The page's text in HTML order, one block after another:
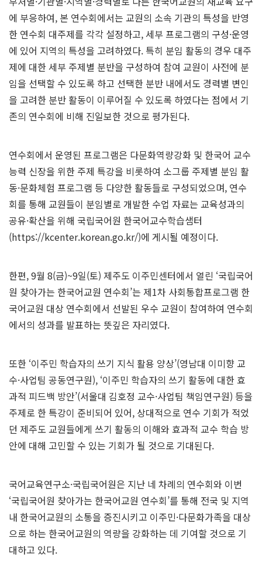
에 부응하여, 본 연수회에서는 교원의 소속 기관의 특성을 반영
한 연수회 대주제를 각각 설정하고, 세부 프로그램의 구성·운영
에 있어 지역의 특성을 고려하였다. 특히 분임 활동의 경우 대주
제에 대한 세부 주제별 분반을 구성하여 참여 교원이 사전에 분
임을 선택할 수 있도록 하고 선택한 분반 내에서도 경력별 변인
을 고려한 분반 활동이 이루어질 수 있도록 하였다는 점에서 기
존의 연수회에 비해 진일보한 것으로 평가된다.
연수회에서 운영된 프로그램은 다문화역량강화 및 한국어 교수
능력 신장을 위한 주제 특강을 비롯하여 소그룹 주제별 분임 활
동·문화체험 프로그램 등 다양한 활동들로 구성되었으며, 연수
회를 통해 교원들이 분임별로 개발한 수업 자료는 교육성과의
공유·확산을 위해 국립국어원 한국어교수학습샘터
(https://kcenter.korean.go.kr/)에 게시될 예정이다.
한편, 9월 8(금)~9일(토) 제주도 이주민센터에서 열린 ‘국립국어
원 찾아가는 한국어교원 연수회’는 제1차 사회통합프로그램 한
국어교원 대상 연수회에서 선발된 우수 교원이 참여하여 연수회
에서의 성과를 발표하는 뜻깊은 자리였다.
또한 ‘이주민 학습자의 쓰기 지식 활용 양상’(영남대 이미향 교
수·사업팀 공동연구원), ‘이주민 학습자의 쓰기 활동에 대한 효
과적 피드백 방안’(서울대 김호정 교수·사업팀 책임연구원) 등을
주제로 한 특강이 준비되어 있어, 상대적으로 연수 기회가 적었
던 제주도 교원들에게 쓰기 활동의 이해와 효과적 교수 학습 방
안에 대해 고민할 수 있는 기회가 될 것으로 기대된다.
국어교육연구소·국립국어원은 지난 네 차례의 연수회와 이번
‘국립국어원 찾아가는 한국어교원 연수회’를 통해 전국 및 지역
내 한국어교원의 소통을 증진시키고 이주민·다문화가족을 대상
으로 하는 한국어교원의 역량을 강화하는 데 기여할 것으로 기
대하고 있다.